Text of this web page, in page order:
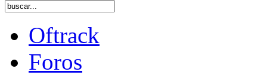
Oftrack
Foros